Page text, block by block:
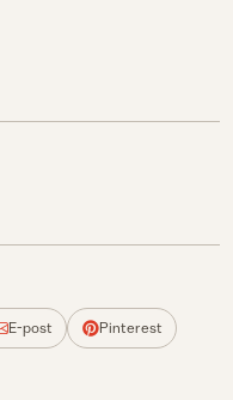
E-post Pinterest